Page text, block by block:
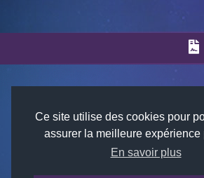
Ce site utilise des cookies pour
assurer la meilleure expérience
En savoir plus